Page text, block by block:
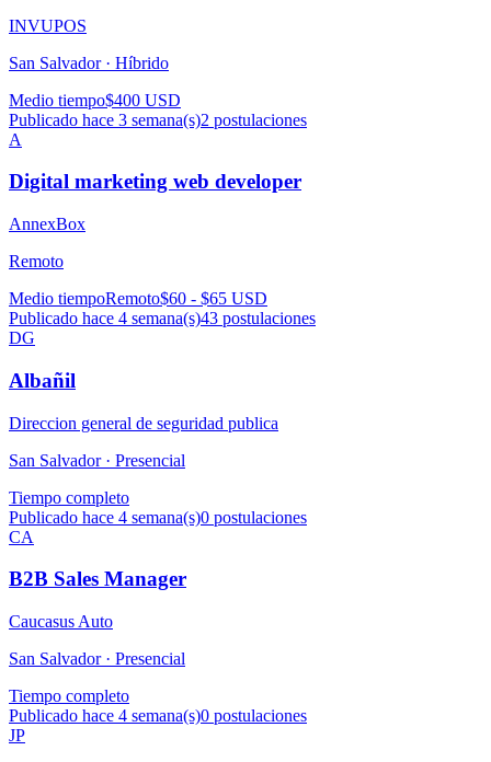
INVUPOS
San Salvador · Híbrido
Medio tiempo$400 USD
Publicado hace 3 semana(s)2 postulaciones
A
Digital marketing web developer
AnnexBox
Remoto
Medio tiempoRemoto$60 - $65 USD
Publicado hace 4 semana(s)43 postulaciones
DG
Albañil
Direccion general de seguridad publica
San Salvador · Presencial
Tiempo completo
Publicado hace 4 semana(s)0 postulaciones
CA
B2B Sales Manager
Caucasus Auto
San Salvador · Presencial
Tiempo completo
Publicado hace 4 semana(s)0 postulaciones
JP